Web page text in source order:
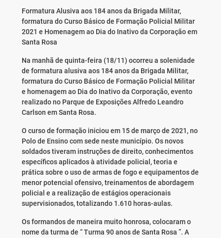
Formatura Alusiva aos 184 anos da Brigada Militar,
formatura do Curso Básico de Formação Policial Militar
2021 e Homenagem ao Dia do Inativo da Corporação em
Santa Rosa
Na manhã de quinta-feira (18/11) ocorreu a solenidade
de formatura alusiva aos 184 anos da Brigada Militar,
formatura do Curso Básico de Formação Policial Militar
e homenagem ao Dia do Inativo da Corporação, evento
realizado no Parque de Exposições Alfredo Leandro
Carlson em Santa Rosa.
O curso de formação iniciou em 15 de março de 2021, no
Polo de Ensino com sede neste município. Os novos
soldados tiveram instruções de direito, conhecimentos
específicos aplicados à atividade policial, teoria e
prática sobre o uso de armas de fogo e equipamentos de
menor potencial ofensivo, treinamentos de abordagem
policial e a realização de estágios operacionais
supervisionados, totalizando 1.610 horas-aulas.
Os formandos de maneira muito honrosa, colocaram o
nome da turma de “ Turma 90 anos de Santa Rosa ”. A